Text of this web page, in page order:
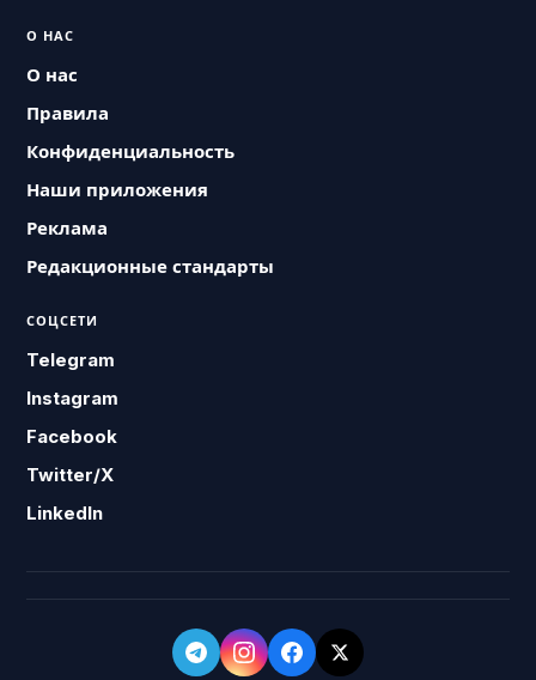
О НАС
О нас
Правила
Конфиденциальность
Наши приложения
Реклама
Редакционные стандарты
СОЦСЕТИ
Telegram
Instagram
Facebook
Twitter/X
LinkedIn